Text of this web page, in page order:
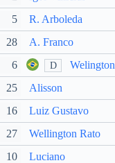
5 R. Arboleda
28 A. Franco
6 D Welington
25 Alisson
16 Luiz Gustavo
27 Wellington Rato
10 Luciano